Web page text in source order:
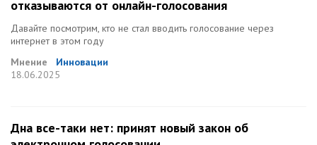
отказываются от онлайн-голосования
Давайте посмотрим, кто не стал вводить голосование через
интернет в этом году
Мнение
Инновации
18.06.2025
Дна все-таки нет: принят новый закон об